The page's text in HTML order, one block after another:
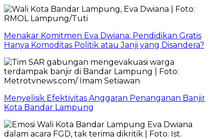
Menakar Komitmen Eva Dwiana: Pendidikan Gratis
Hanya Komoditas Politik atau Janji yang Disandera?
Menyelisik Efektivitas Anggaran Penanganan Banjir
Kota Bandar Lampung